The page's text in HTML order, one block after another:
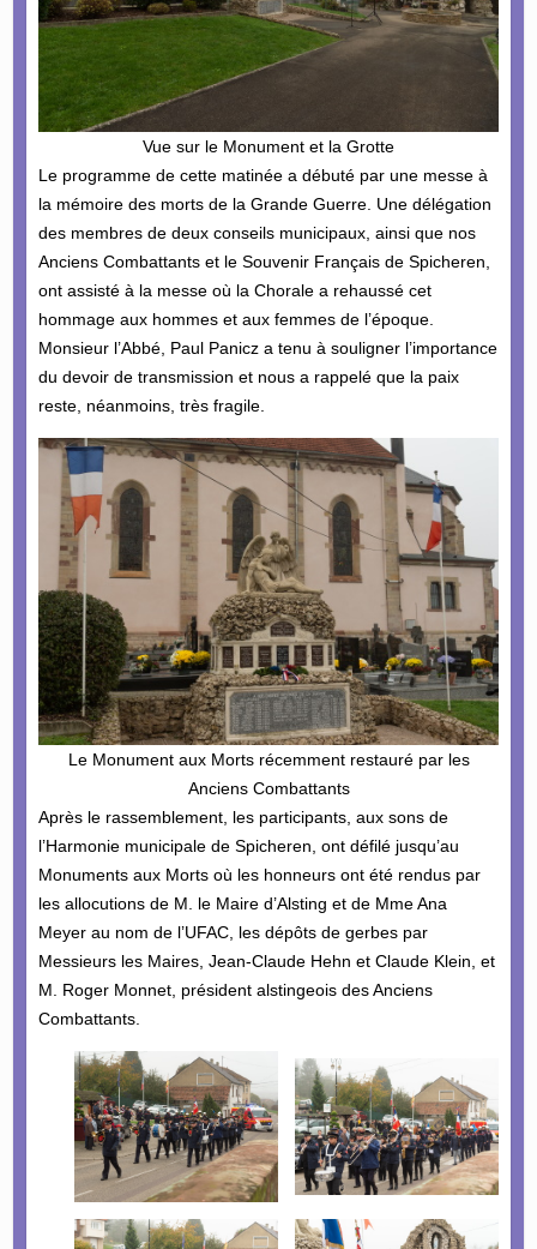
Vue sur le Monument et la Grotte
Le programme de cette matinée a débuté par une messe à
la mémoire des morts de la Grande Guerre. Une délégation
des membres de deux conseils municipaux, ainsi que nos
Anciens Combattants et le Souvenir Français de Spicheren,
ont assisté à la messe où la Chorale a rehaussé cet
hommage aux hommes et aux femmes de l’époque.
Monsieur l’Abbé, Paul Panicz a tenu à souligner l’importance
du devoir de transmission et nous a rappelé que la paix
reste, néanmoins, très fragile.
Le Monument aux Morts récemment restauré par les
Anciens Combattants
Après le rassemblement, les participants, aux sons de
l’Harmonie municipale de Spicheren, ont défilé jusqu’au
Monuments aux Morts où les honneurs ont été rendus par
les allocutions de M. le Maire d’Alsting et de Mme Ana
Meyer au nom de l’UFAC, les dépôts de gerbes par
Messieurs les Maires, Jean-Claude Hehn et Claude Klein, et
M. Roger Monnet, président alstingeois des Anciens
Combattants.